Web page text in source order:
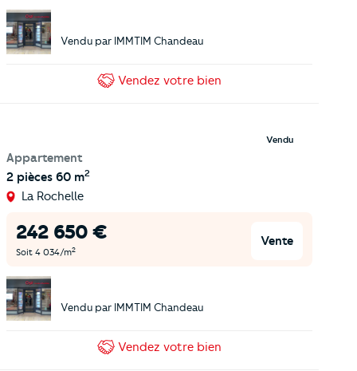
Vendu par IMMTIM Chandeau
Vendez votre bien
Appartement
2 pièces 60 m2
Vendu
La Rochelle
242 650 €
Soit 4 034/m2
Vente
Vendu par IMMTIM Chandeau
Vendez votre bien